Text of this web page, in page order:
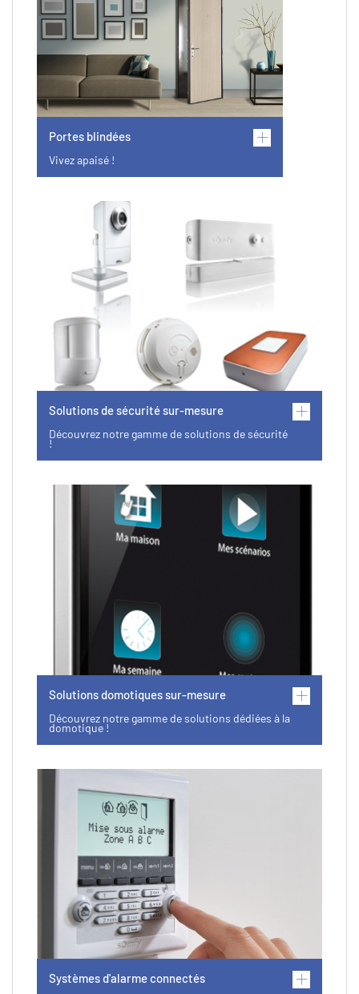
Portes blindées
Vivez apaisé !
Solutions de sécurité sur-mesure
Découvrez notre gamme de solutions de sécurité
!
Solutions domotiques sur-mesure
Découvrez notre gamme de solutions dédiées à la
domotique !
Systèmes d'alarme connectés